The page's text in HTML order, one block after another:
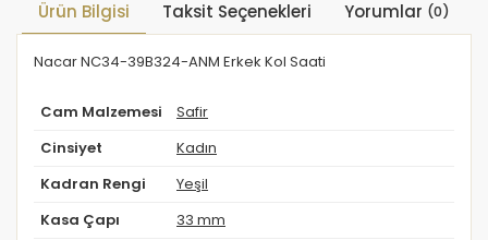
Ürün Bilgisi Taksit Seçenekleri Yorumlar (0)
Nacar NC34-39B324-ANM Erkek Kol Saati
Cam Malzemesi Safir
Cinsiyet Kadın
Kadran Rengi Yeşil
Kasa Çapı 33 mm